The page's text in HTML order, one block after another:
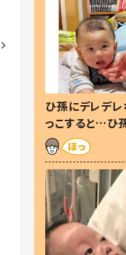
ひ孫にデレデ
っこすると…ひ
した」「可愛くて